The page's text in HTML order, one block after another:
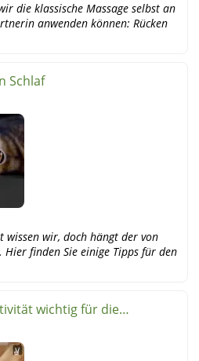
die klassische Massage selbst an
anwenden können: Rücken
Schlaf
wissen wir, doch hängt der von
Hier finden Sie einige Tipps für den
wichtig für die